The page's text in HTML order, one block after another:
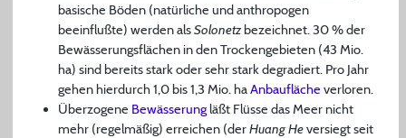
basische Böden (natürliche und anthropogen
beeinflußte) werden alsSolonetzbezeichnet. 30 % der
Bewässerungsflächen in den Trockengebieten (43 Mio.
ha) sind bereits stark oder sehr stark degradiert. Pro Jahr
gehen hierdurch 1,0 bis 1,3 Mio. haAnbaufläche verloren.
Überzogene Bewässerungläßt Flüsse das Meer nicht
mehr (regelmäßig) erreichen (derHuang Heversiegt seit